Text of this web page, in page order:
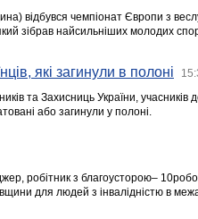
відбувся чемпіонат Європи з
зібрав найсильніших молодих
які загинули в полоні
та Захисниць України,
або загинули у полоні.
робітник з благоусторою–
для людей з інвалідністю в